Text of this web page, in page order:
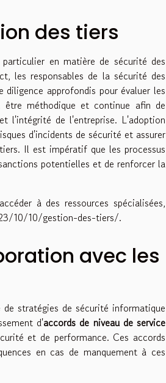
des tiers
en matière de sécurité des
les responsables de la sécurité des
approfondis pour évaluer les
être méthodique et continue afin de
l'intégrité de l'entreprise. L'adoption
d'incidents de sécurité et assurer
Il est impératif que les processus
potentielles et de renforcer la
à des ressources spécialisées,
10/10/gestion-des-tiers/.
avec les
stratégies de sécurité informatique
d'accords de niveau de service
et de performance. Ces accords
en cas de manquement à ces